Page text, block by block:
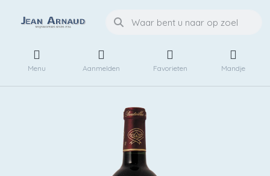
Menu Aanmelden Favorieten Mandje